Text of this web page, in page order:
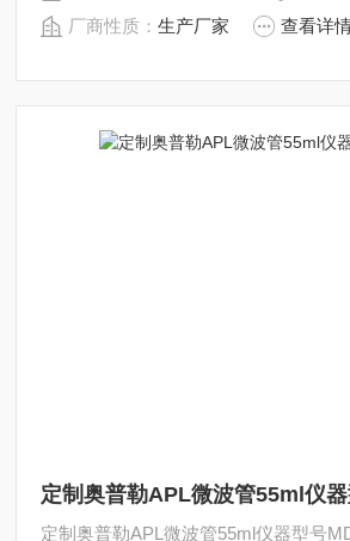
厂商性质：生产厂家 查看详
定制奥普勒APL微波管55ml仪
定制奥普勒APL微波管55ml仪器型号